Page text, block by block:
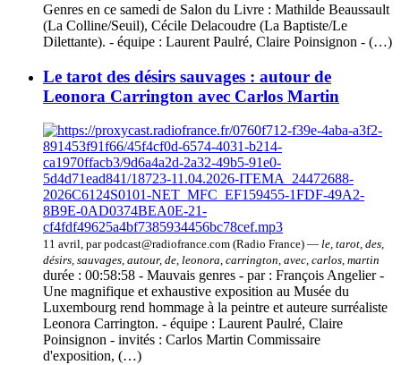
Genres en ce samedi de Salon du Livre : Mathilde Beaussault
(La Colline/Seuil), Cécile Delacoudre (La Baptiste/Le
Dilettante). - équipe : Laurent Paulré, Claire Poinsignon - (…)
Le tarot des désirs sauvages : autour de
Leonora Carrington avec Carlos Martin
11 avril, par podcast@radiofrance.com (Radio France) — le, tarot, des,
désirs, sauvages, autour, de, leonora, carrington, avec, carlos, martin
durée : 00:58:58 - Mauvais genres - par : François Angelier -
Une magnifique et exhaustive exposition au Musée du
Luxembourg rend hommage à la peintre et auteure surréaliste
Leonora Carrington. - équipe : Laurent Paulré, Claire
Poinsignon - invités : Carlos Martin Commissaire
d'exposition, (…)